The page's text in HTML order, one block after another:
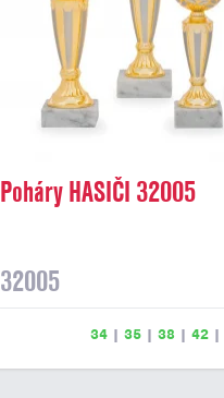
Poháry HASIČI 32005
32005
34| 35| 38 | 42|